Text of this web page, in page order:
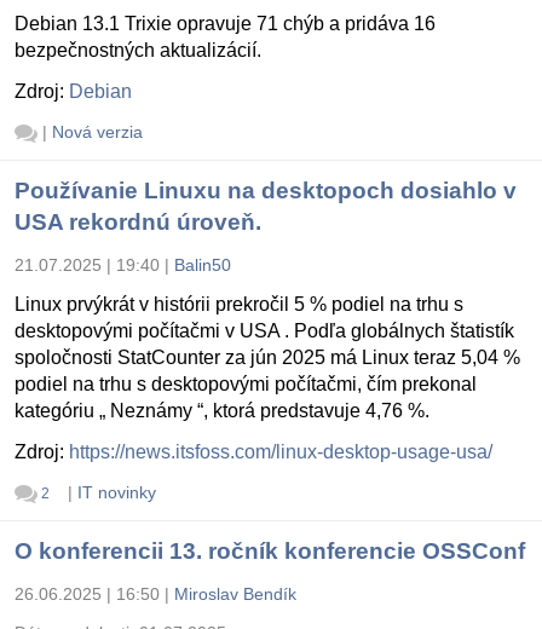
Debian 13.1 Trixie opravuje 71 chýb a pridáva 16
bezpečnostných aktualizácií.
Zdroj: Debian
| Nová verzia
Používanie Linuxu na desktopoch dosiahlo v
USA rekordnú úroveň.
21.07.2025 | 19:40 | Balin50
Linux prvýkrát v histórii prekročil 5 % podiel na trhu s
desktopovými počítačmi v USA . Podľa globálnych štatistík
spoločnosti StatCounter za jún 2025 má Linux teraz 5,04 %
podiel na trhu s desktopovými počítačmi, čím prekonal
kategóriu „ Neznámy “, ktorá predstavuje 4,76 %.
Zdroj: https://news.itsfoss.com/linux-desktop-usage-usa/
2 | IT novinky
O konferencii 13. ročník konferencie OSSConf
26.06.2025 | 16:50 | Miroslav Bendík